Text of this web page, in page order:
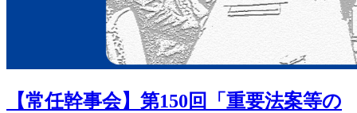
【常任幹事会】第150回「重要法案等の